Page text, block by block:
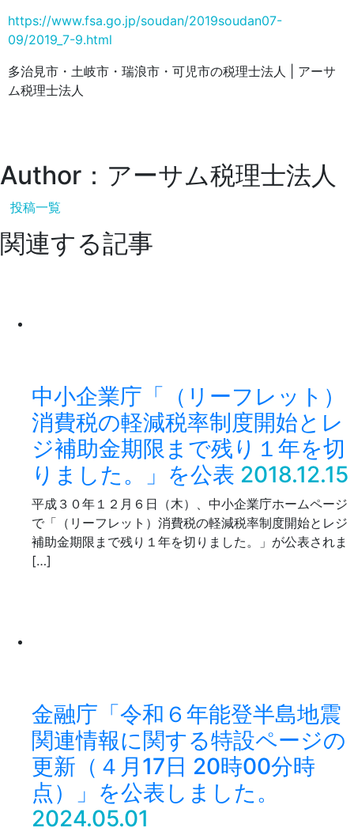
https://www.fsa.go.jp/soudan/2019soudan07-
09/2019_7-9.html
多治見市・土岐市・瑞浪市・可児市の税理士法人 | アーサ
ム税理士法人
Author：アーサム税理士法人
投稿一覧
関連する記事
中小企業庁「（リーフレット）
消費税の軽減税率制度開始とレ
ジ補助金期限まで残り１年を切
りました。」を公表 2018.12.15
平成３０年１２月６日（木）、中小企業庁ホームページ
で「（リーフレット）消費税の軽減税率制度開始とレジ
補助金期限まで残り１年を切りました。」が公表されま
[…]
金融庁「令和６年能登半島地震
関連情報に関する特設ページの
更新（４月17日 20時00分時
点）」を公表しました。
2024.05.01